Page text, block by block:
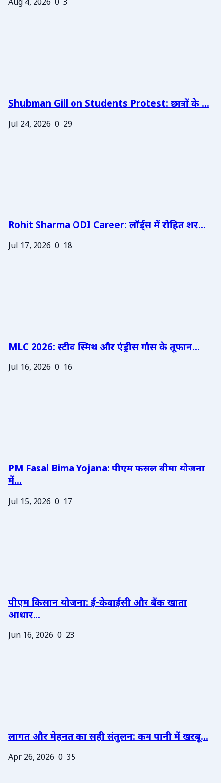
Aug 4, 2026 0 3
Shubman Gill on Students Protest: छात्रों के ...
Jul 24, 2026 0 29
Rohit Sharma ODI Career: लॉर्ड्स में रोहित शर...
Jul 17, 2026 0 18
MLC 2026: स्टीव स्मिथ और एंड्रीस गौस के तूफान...
Jul 16, 2026 0 16
PM Fasal Bima Yojana: पीएम फसल बीमा योजना
में...
Jul 15, 2026 0 17
पीएम किसान योजना: ई-केवाईसी और बैंक खाता
आधार...
Jun 16, 2026 0 23
लागत और मेहनत का सही संतुलन: कम पानी में खरबू...
Apr 26, 2026 0 35